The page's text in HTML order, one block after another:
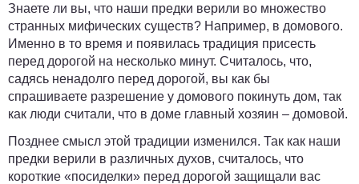
Знаете ли вы, что наши предки верили во множество
странных мифических существ? Например, в домового.
Именно в то время и появилась традиция присесть
перед дорогой на несколько минут. Считалось, что,
садясь ненадолго перед дорогой, вы как бы
спрашиваете разрешение у домового покинуть дом, так
как люди считали, что в доме главный хозяин – домовой.
Позднее смысл этой традиции изменился. Так как наши
предки верили в различных духов, считалось, что
короткие «посиделки» перед дорогой защищали вас